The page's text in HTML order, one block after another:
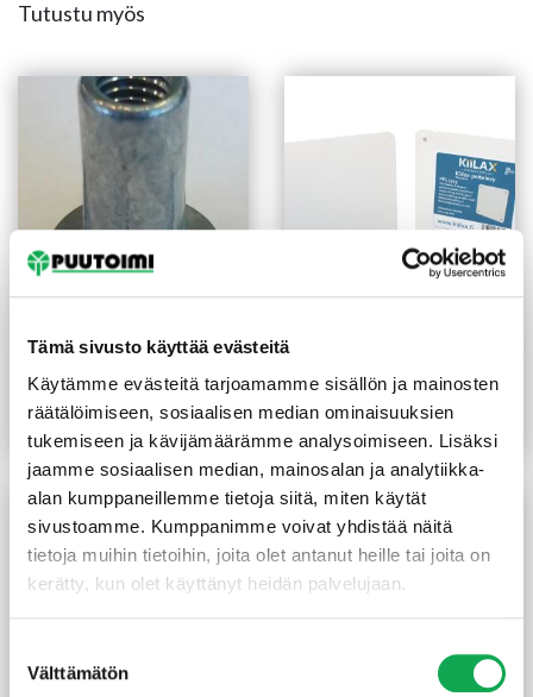
Tämä sivusto käyttää evästeitä
Käytämme evästeitä tarjoamamme sisällön ja mainosten
räätälöimiseen, sosiaalisen median ominaisuuksien
tukemiseen ja kävijämäärämme analysoimiseen. Lisäksi
jaamme sosiaalisen median, mainosalan ja analytiikka-
alan kumppaneillemme tietoja siitä, miten käytät
sivustoamme. Kumppanimme voivat yhdistää näitä
tietoja muihin tietoihin, joita olet antanut heille tai joita on
kerätty, kun olet käyttänyt heidän palvelujaan.
valinta
Välttämätön
Tutustu myös
Kierrehylsy Rollmex M10-
AL
1,60€/kpl
Lue lisää
valkea
11,50€/kpl2,30€/kpl -80%
Lue lisää